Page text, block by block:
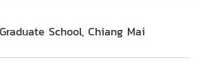
School, Chiang Mai